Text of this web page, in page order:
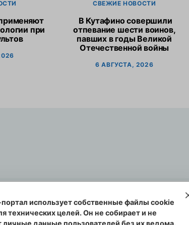
при
СВЕЖИЕ НОВОСТИ
В Кутафино совершили
отпевание шести воинов,
павших в годы Великой
Отечественной войны
6 АВГУСТА, 2026
плюс, 2021-2026
29 октября 2013 г.
использует собственные файлы cookie
технических целей. Он не собирает и не
личные данные пользователей без их ведома.